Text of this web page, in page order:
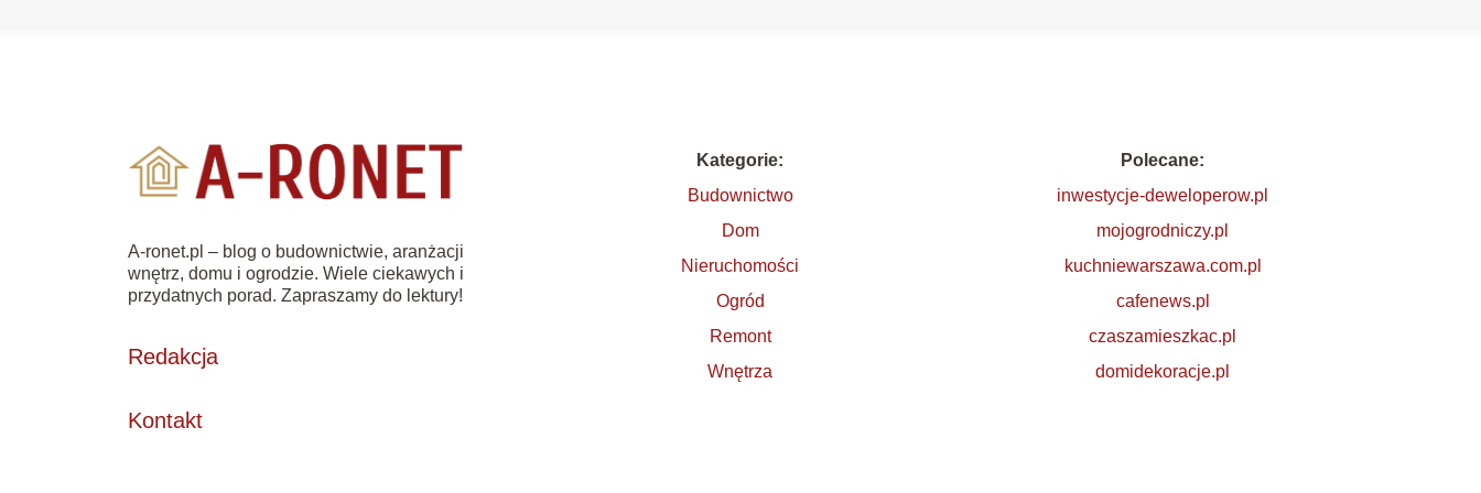
A-ronet.pl – blog o budownictwie, aranżacji
wnętrz, domu i ogrodzie. Wiele ciekawych i
przydatnych porad. Zapraszamy do lektury!
Redakcja
Kontakt
Kategorie:
Budownictwo
Dom
Nieruchomości
Ogród
Remont
Wnętrza
Polecane:
inwestycje-deweloperow.pl
mojogrodniczy.pl
kuchniewarszawa.com.pl
cafenews.pl
czaszamieszkac.pl
domidekoracje.pl